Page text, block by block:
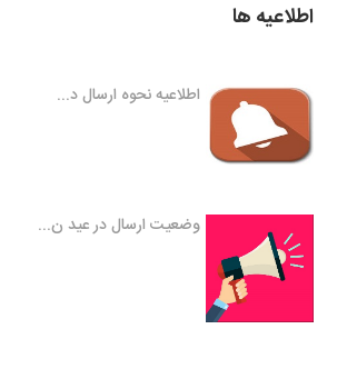
اطلاعیه ها
اطلاعیه نحوه ارسال د...
وضعیت ارسال در عید ن...